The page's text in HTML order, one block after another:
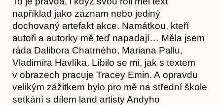
například jako záznam nebo jediný
dochovaný artefakt akce. Namátkou, kteří
autoři a autorky mě teď napadají… Měla jsem
ráda Dalibora Chatrného, Mariana Pallu,
Vladimíra Havlíka. Líbilo se mi, jak s textem
v obrazech pracuje Tracey Emin. A opravdu
velikým zážitkem bylo pro mě na střední škole
setkání s dílem land artisty Andyho